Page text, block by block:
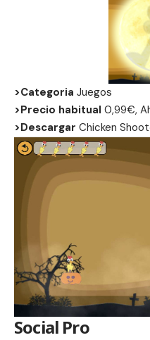
>Categoria Juegos
>Precio habitual 0,99€,
>Descargar Chicken
Social Pro